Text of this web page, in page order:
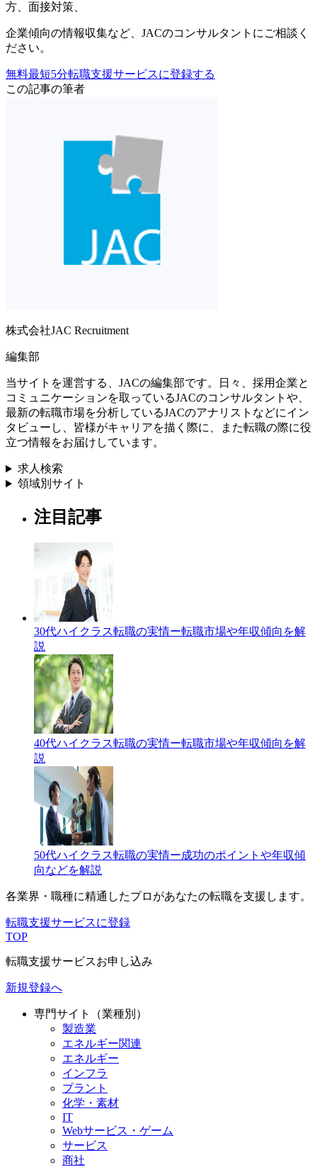
方
面接対策
企業傾向の情報収集など、 JACのコンサルタントにご相談く
ださい。
無料最短5分転職支援サービスに登録する
この記事の筆者
株式会社JAC Recruitment
編集部
当サイトを運営する、JACの編集部です。日々、採用企業と
コミュニケーションを取っているJACのコンサルタントや、
最新の転職市場を分析しているJACのアナリストなどにイン
タビューし、皆様がキャリアを描く際に、また転職の際に役
立つ情報をお届けしています。
求人検索
領域別サイト
注目記事
30代ハイクラス転職の実情ー転職市場や年収傾向を解
説
40代ハイクラス転職の実情ー転職市場や年収傾向を解
説
50代ハイクラス転職の実情ー成功のポイントや年収傾
向などを解説
各業界・職種に精通したプロがあなたの転職を支援します。
転職支援サービスに登録
TOP
転職支援サービスお申し込み
新規登録へ
専門サイト（業種別）
製造業
エネルギー関連
エネルギー
インフラ
プラント
化学・素材
IT
Webサービス・ゲーム
サービス
商社